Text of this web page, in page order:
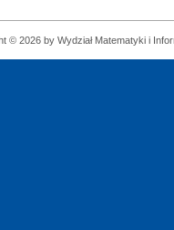
© 2026 by Wydział Matematyki i